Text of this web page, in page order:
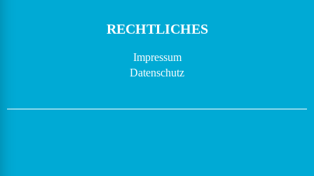
RECHTLICHES
Impressum
Datenschutz